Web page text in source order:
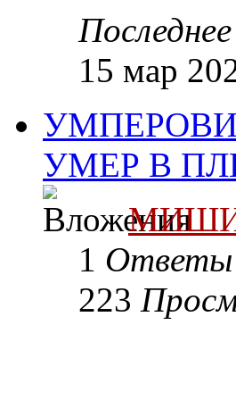
15 мар
УМЕР В
1 Ответы
223